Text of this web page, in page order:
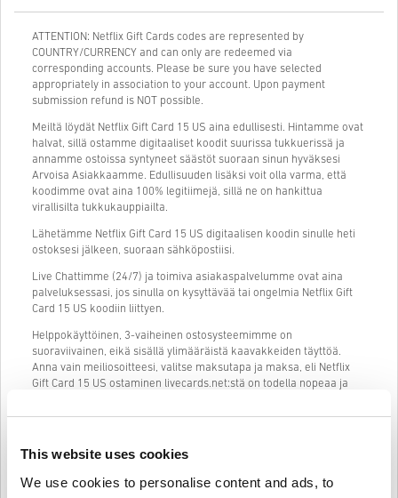
This website uses cookies
We use cookies to personalise content and ads, to
ATTENTION: Netflix Gift Cards codes are represented by
COUNTRY/CURRENCY and can only are redeemed via
corresponding accounts. Please be sure you have selected
appropriately in association to your account. Upon payment
submission refund is NOT possible.
Meiltä löydät Netflix Gift Card 15 US aina edullisesti. Hintamme ovat
halvat, sillä ostamme digitaaliset koodit suurissa tukkuerissä ja
annamme ostoissa syntyneet säästöt suoraan sinun hyväksesi
Arvoisa Asiakkaamme. Edullisuuden lisäksi voit olla varma, että
koodimme ovat aina 100% legitiimejä, sillä ne on hankittua
virallisilta tukkukauppiailta.
Lähetämme Netflix Gift Card 15 US digitaalisen koodin sinulle heti
ostoksesi jälkeen, suoraan sähköpostiisi.
Live Chattimme (24/7) ja toimiva asiakaspalvelumme ovat aina
palveluksessasi, jos sinulla on kysyttävää tai ongelmia Netflix Gift
Card 15 US koodiin liittyen.
Helppokäyttöinen, 3-vaiheinen ostosysteemimme on
suoraviivainen, eikä sisällä ylimääräistä kaavakkeiden täyttöä.
Anna vain meiliosoitteesi, valitse maksutapa ja maksa, eli Netflix
Gift Card 15 US ostaminen livecards.net:stä on todella nopeaa ja
Näin se toimii Livecards.netissä